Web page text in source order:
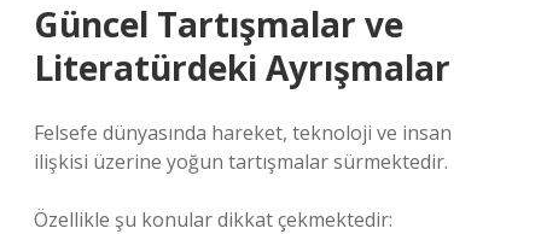
Güncel Tartışmalar ve
Literatürdeki Ayrışmalar
Felsefe dünyasında hareket, teknoloji ve insan
ilişkisi üzerine yoğun tartışmalar sürmektedir.
Özellikle şu konular dikkat çekmektedir: